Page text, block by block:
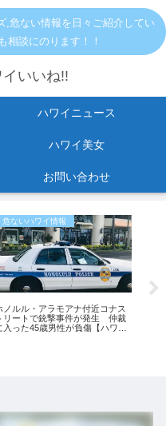
,危ない情報を日々ご紹介してい
相談にのります！！
いいね!!
ハワイニュース
ハワイ美女
お問い合わせ
危ないハワイ情報
ノルル・アラモアナ付近コナス
リートで銃撃事件が発生 仲裁
入った45歳男性が負傷【ハワイ